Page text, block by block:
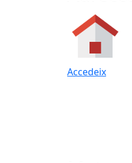
Accedeix